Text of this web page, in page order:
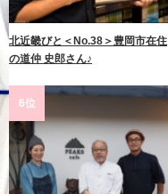
北近畿びと＜No.38＞豊岡市在住
の道仲 史郎さん♪
6位